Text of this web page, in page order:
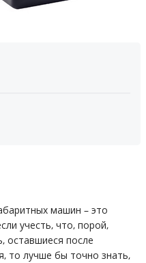
машин – это
учесть, что, порой,
оставшиеся после
то лучше бы точно знать,